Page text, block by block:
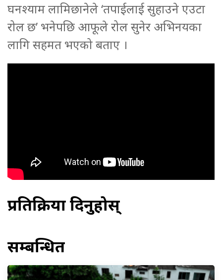
घनश्याम लामिछानेले ‘तपाईलाई सुहाउने एउटा
रोल छ’ भनेपछि आफूले रोल सुनेर अभिनयका
लागि सहमत भएको बताए ।
प्रतिक्रिया दिनुहोस्
सम्बन्धित